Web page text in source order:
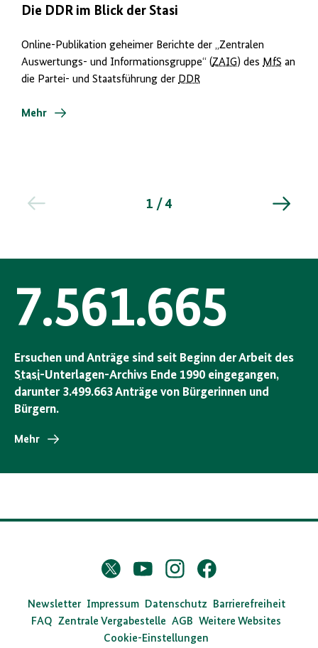
Die DDR im Blick der Stasi
Online-Publikation geheimer Berichte der „Zentralen
Auswertungs- und Informationsgruppe“ (ZAIG) des MfS an
die Partei- und Staatsführung der DDR
Mehr
1 / 4
7.561.665
Ersuchen und Anträge sind seit Beginn der Arbeit des
Stasi-Unterlagen-Archivs Ende 1990 eingegangen,
darunter 3.499.663 Anträge von Bürgerinnen und
Bürgern.
Mehr
D
s
B
Twitter
X
YouTubeInstagramFacebook
Newsletter Impressum Datenschutz
Barrierefreiheit
FAQ Zentrale Vergabestelle AGB Weitere Websites
Cookie-Einstellungen